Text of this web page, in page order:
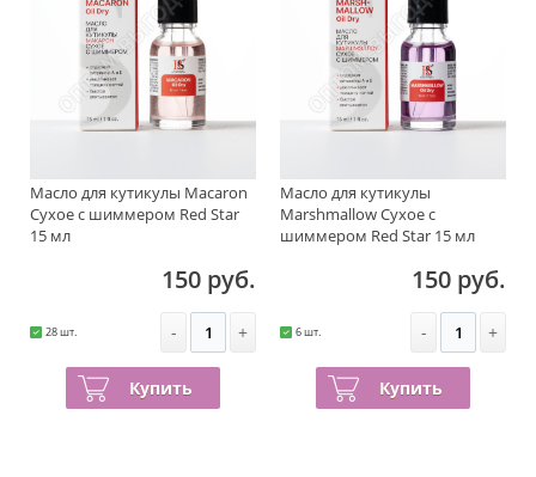
Масло для кутикулы Macaron
Сухое с шиммером Red Star
15 мл
150 руб.
28 шт. - +
Купить
Масло для кутикулы
Marshmallow Сухое с
шиммером Red Star 15 мл
150 руб.
6 шт. - +
Купить